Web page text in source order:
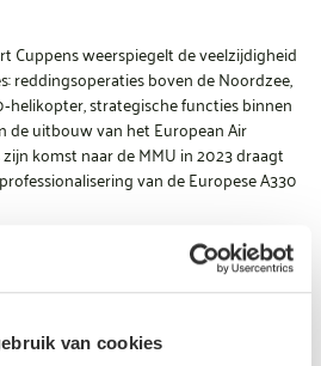
van cookies
Cuppens weerspiegelt de veelzijdigheid
reddingsoperaties boven de Noordzee,
strategische functies binnen
de uitbouw van het European Air
komst naar de MMU in 2023 draagt
van de Europese A330
de groeiende inzet van de MRTT-vloot
bevestigt ook de invloed van België in
grotere landen wordt gedomineerd.